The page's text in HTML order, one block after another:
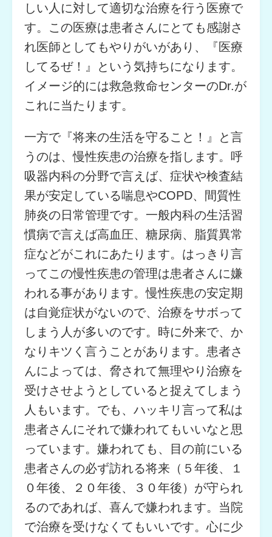
しい人に対して適切な治療を行う医療で
す。この医療は患者さんにとても感謝さ
れ医師としてもやりがいがあり、『医療
してるぜ！』という気持ちになります。
イメージ的には救急救命センターのDr.が
これに当たります。
一方で『将来の生活を守ること！』と言
うのは、慢性疾患の治療を指します。呼
吸器内科の分野で言えば、症状や検査結
果が安定している喘息やCOPD、間質性
肺炎の日常管理です。一般内科の生活習
慣病で言えば高血圧、糖尿病、脂質異常
症などがこれにあたります。はっきり言
ってこの慢性疾患の管理は患者さんに嫌
われる事があります。慢性疾患の安定期
は自覚症状がないので、治療をサボって
しまう人が多いのです。時に外来で、か
なりキツく言うことがあります。患者さ
んによっては、脅されて無理やり治療を
受けさせようとしていると捉えてしまう
人もいます。でも、ハッキリ言って私は
患者さんにそれで嫌われてもいいなと思
っています。嫌われても、目の前にいる
患者さんの必ず訪れる将来（５年後、１
０年後、２０年後、３０年後）が守られ
るのであれば、喜んで嫌われます。当院
で治療を受けなくてもいいです。心に少